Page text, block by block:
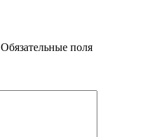
Обязательные поля